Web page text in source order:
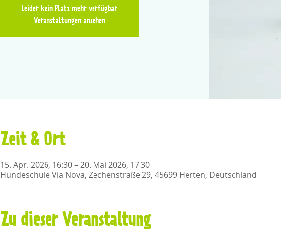
Leider kein Platz mehr verfügbar
Veranstaltungen ansehen
Zeit & Ort
15. Apr. 2026, 16:30 – 20. Mai 2026, 17:30
Hundeschule Via Nova, Zechenstraße 29, 45699 Herten, Deutschland
Zu dieser Veranstaltung